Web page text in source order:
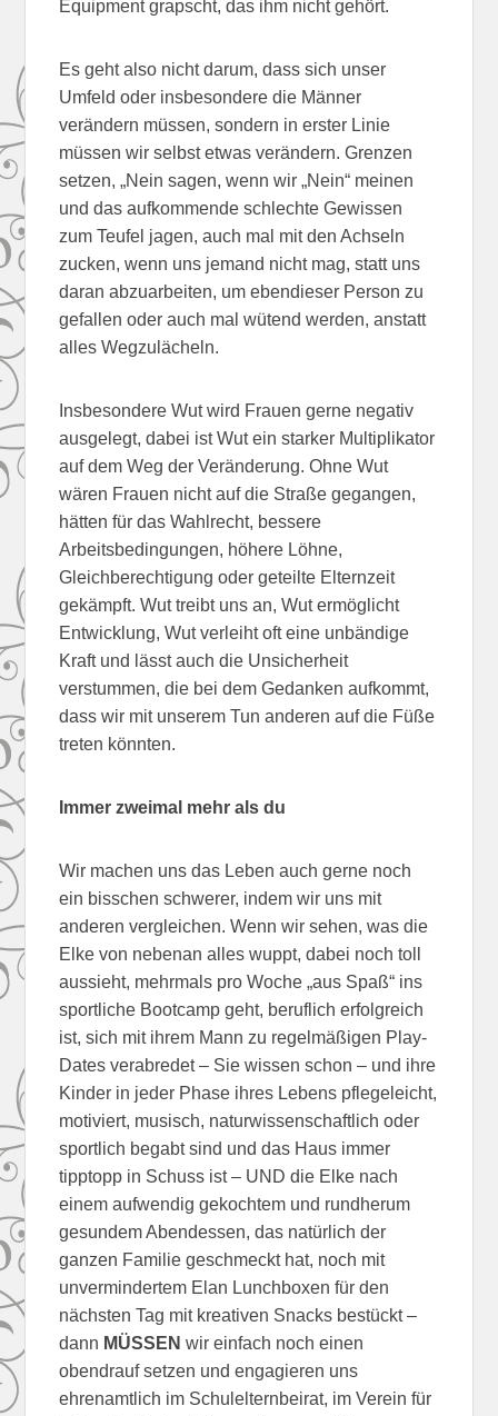
Equipment grapscht, das ihm nicht gehört.
Es geht also nicht darum, dass sich unser
Umfeld oder insbesondere die Männer
verändern müssen, sondern in erster Linie
müssen wir selbst etwas verändern. Grenzen
setzen, „Nein sagen, wenn wir „Nein“ meinen
und das aufkommende schlechte Gewissen
zum Teufel jagen, auch mal mit den Achseln
zucken, wenn uns jemand nicht mag, statt uns
daran abzuarbeiten, um ebendieser Person zu
gefallen oder auch mal wütend werden, anstatt
alles Wegzulächeln.
Insbesondere Wut wird Frauen gerne negativ
ausgelegt, dabei ist Wut ein starker Multiplikator
auf dem Weg der Veränderung. Ohne Wut
wären Frauen nicht auf die Straße gegangen,
hätten für das Wahlrecht, bessere
Arbeitsbedingungen, höhere Löhne,
Gleichberechtigung oder geteilte Elternzeit
gekämpft. Wut treibt uns an, Wut ermöglicht
Entwicklung, Wut verleiht oft eine unbändige
Kraft und lässt auch die Unsicherheit
verstummen, die bei dem Gedanken aufkommt,
dass wir mit unserem Tun anderen auf die Füße
treten könnten.
Immer zweimal mehr als du
Wir machen uns das Leben auch gerne noch
ein bisschen schwerer, indem wir uns mit
anderen vergleichen. Wenn wir sehen, was die
Elke von nebenan alles wuppt, dabei noch toll
aussieht, mehrmals pro Woche „aus Spaß“ ins
sportliche Bootcamp geht, beruflich erfolgreich
ist, sich mit ihrem Mann zu regelmäßigen Play-
Dates verabredet – Sie wissen schon – und ihre
Kinder in jeder Phase ihres Lebens pflegeleicht,
motiviert, musisch, naturwissenschaftlich oder
sportlich begabt sind und das Haus immer
tipptopp in Schuss ist – UND die Elke nach
einem aufwendig gekochtem und rundherum
gesundem Abendessen, das natürlich der
ganzen Familie geschmeckt hat, noch mit
unvermindertem Elan Lunchboxen für den
nächsten Tag mit kreativen Snacks bestückt –
dann MÜSSEN wir einfach noch einen
obendrauf setzen und engagieren uns
ehrenamtlich im Schulelternbeirat, im Verein für